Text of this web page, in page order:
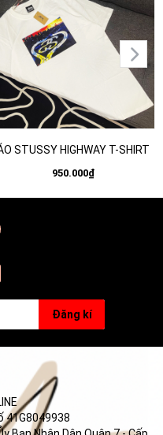
STUSSY HIGHWAY T-SHIRT
950.000₫
Đăng kí
41G8049938